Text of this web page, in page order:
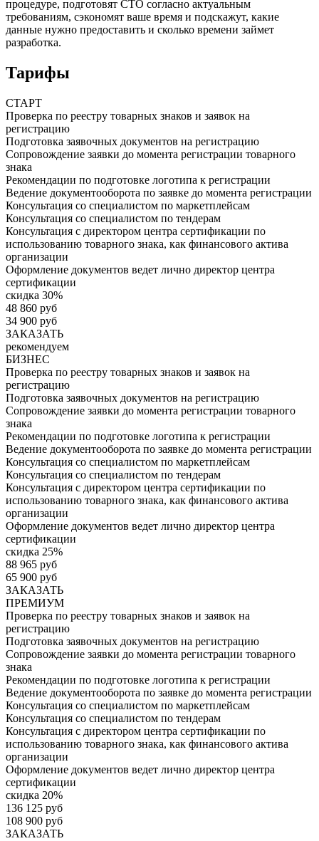
процедуре, подготовят СТО согласно актуальным
требованиям, сэкономят ваше время и подскажут, какие
данные нужно предоставить и сколько времени займет
разработка.
Тарифы
СТАРТ
Проверка по реестру товарных знаков и заявок на
регистрацию
Подготовка заявочных документов на регистрацию
Сопровождение заявки до момента регистрации товарного
знака
Рекомендации по подготовке логотипа к регистрации
Ведение документооборота по заявке до момента регистрации
Консультация со специалистом по маркетплейсам
Консультация со специалистом по тендерам
Консультация с директором центра сертификации по
использованию товарного знака, как финансового актива
организации
Оформление документов ведет лично директор центра
сертификации
скидка 30%
48 860 руб
34 900 руб
ЗАКАЗАТЬ
рекомендуем
БИЗНЕС
Проверка по реестру товарных знаков и заявок на
регистрацию
Подготовка заявочных документов на регистрацию
Сопровождение заявки до момента регистрации товарного
знака
Рекомендации по подготовке логотипа к регистрации
Ведение документооборота по заявке до момента регистрации
Консультация со специалистом по маркетплейсам
Консультация со специалистом по тендерам
Консультация с директором центра сертификации по
использованию товарного знака, как финансового актива
организации
Оформление документов ведет лично директор центра
сертификации
скидка 25%
88 965 руб
65 900 руб
ЗАКАЗАТЬ
ПРЕМИУМ
Проверка по реестру товарных знаков и заявок на
регистрацию
Подготовка заявочных документов на регистрацию
Сопровождение заявки до момента регистрации товарного
знака
Рекомендации по подготовке логотипа к регистрации
Ведение документооборота по заявке до момента регистрации
Консультация со специалистом по маркетплейсам
Консультация со специалистом по тендерам
Консультация с директором центра сертификации по
использованию товарного знака, как финансового актива
организации
Оформление документов ведет лично директор центра
сертификации
скидка 20%
136 125 руб
108 900 руб
ЗАКАЗАТЬ